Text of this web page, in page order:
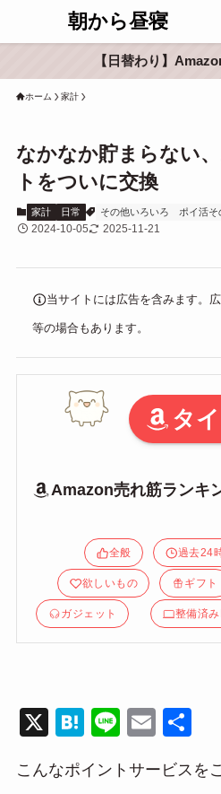
朝から昼寝
【日替わり】
ホーム 家計
なかなか貯まらない
トをついに交換
家計 日常 その他いろいろ ポイ活そ
2024-10-05 2025-11-21
当サイトには広告を含みます。
等の場合もあります。
タ
Amazon売れ筋ランキ
全般 過去24
欲しいもの ギフト
ガジェット 整備済
X
H
e
Li
e
E
ail
こんなポイントサービスを